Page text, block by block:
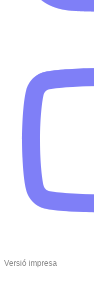
Versió impresa